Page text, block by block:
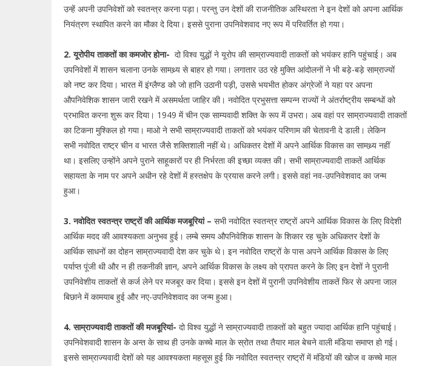
उन्हें अपनी उपनिवेशों को स्वतन्त्र करना पड़ा। परन्तु उन देशों की राजनीतिक अस्थिरता ने इन देशों को अपना आर्थिक
नियंत्रण स्थापित करने का मौका दे दिया। इससे पुराना उपनिवेशवाद नए रूप में परिवर्तित हो गया।
2. यूरोपीय ताकतों का कमजोर होना- दो विश्व युद्धों ने यूरोप की साम्राज्यवादी ताकतों को भयंकर हानि पहुंचाई। अब
उपनिवेशों में शासन चलाना उनके सामथ्र्य से बाहर हो गया। लगातार उठ रहे मुक्ति आंदोलनों ने भी बड़े-बड़े साम्राज्यों
को नष्ट कर दिया। भारत में इंग्लैण्ड को जो हानि उठानी पड़ी, उससे भयभीत होकर अंग्रेजों ने यहा पर अपना
औपनिवेशिक शासन जारी रखने में असमर्थता जाहिर की। नवोदित प्रभुसत्ता सम्पन्न राज्यों ने अंतर्राष्ट्रीय सम्बन्धों को
प्रभावित करना शुरू कर दिया। 1949 में चीन एक साम्यवादी शक्ति के रूप में उभरा। अब वहां पर साम्राज्यवादी ताकतों
का टिकना मुश्किल हो गया। माओ ने सभी साम्राज्यवादी ताकतों को भयंकर परिणाम की चेतावनी दे डाली। लेकिन
सभी नवोदित राष्ट्र चीन व भारत जैसे शक्तिशाली नहीं थे। अधिकतर देशों में अपने आर्थिक विकास का सामथ्र्य नहीं
था। इसलिए उन्होंने अपने पुराने साहूकारों पर ही निर्भरता की इच्छा व्यक्त की। सभी साम्राज्यवादी ताकतें आर्थिक
सहायता के नाम पर अपने अधीन रहे देशों में हस्तक्षेप के प्रयास करने लगी। इससे वहां नव-उपनिवेशवाद का जन्म
हुआ।
3. नवोदित स्वतन्त्र राष्ट्रों की आर्थिक मजबूरियां – सभी नवोदित स्वतन्त्र राष्ट्रों अपने आर्थिक विकास के लिए विदेशी
आर्थिक मदद की आवश्यकता अनुभव हुई। लम्बे समय औपनिवेशिक शासन के शिकार रह चुके अधिकतर देशों के
आर्थिक साधनों का दोहन साम्राज्यवादी देश कर चुके थे। इन नवोदित राष्ट्रों के पास अपने आर्थिक विकास के लिए
पर्याप्त पूंजी थी और न ही तकनीकी ज्ञान, अपने आर्थिक विकास के लक्ष्य को प्रापत करने के लिए इन देशों ने पुरानी
उपनिवेशीय ताकतों से कर्ज लेने पर मजबूर कर दिया। इससे इन देशों में पुरानी उपनिवेशीय ताकतें फिर से अपना जाल
बिछाने में कामयाब हुई और नए-उपनिवेशवाद का जन्म हुआ।
4. साम्राज्यवादी ताकतों की मजबूरियां- दो विश्व युद्धों ने साम्राज्यवादी ताकतों को बहुत ज्यादा आर्थिक हानि पहुंचाई।
उपनिवेशवादी शासन के अन्त के साथ ही उनके कच्चे माल के स्रोत तथा तैयार माल बेचने वाली मंडिया समाप्त हो गई।
इससे साम्राज्यवादी देशों को यह आवश्यकता महसूस हुई कि नवोदित स्वतन्त्र राष्ट्रों में मंडियों की खोज व कच्चे माल